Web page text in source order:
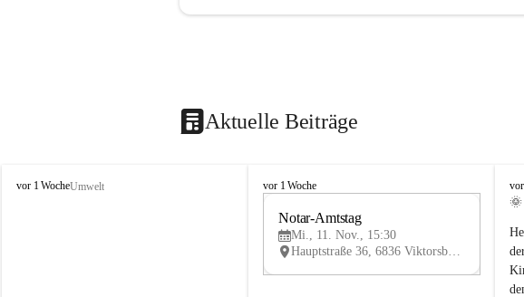
Aktuelle Beiträge
V
vor 1 WocheUmwelt
V
vor 1 Woche
V
Notar-Amtstag
Mi., 11. Nov., 15:30
Hauptstraße 36, 6836 Viktorsberg, AUT
V
i
t
o
r
s
🌞